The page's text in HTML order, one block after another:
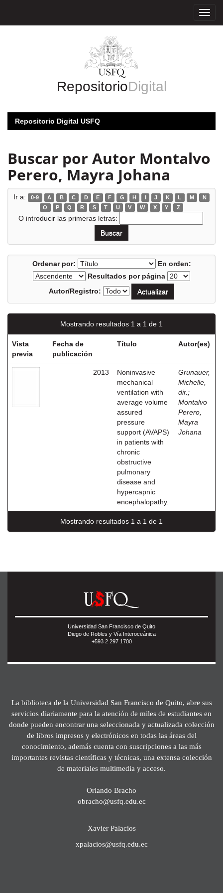
RepositorioDigital
Repositorio Digital USFQ
Buscar por Autor Montalvo
Perero, Mayra Johana
Ir a: 0-9 A B C D E F G H I J K L M
N
O
P Q R S T U V W X Y Z
O introducir las primeras letras:
Ordenar por:
En orden:
Resultados por página
Autor/Registro:
Mostrando resultados 1 a 1 de 1
Vista
previa
Fecha de
publicación
Título Autor(es)
2013
Noninvasive
mechanical
ventilation with
average volume
assured
pressure
support (AVAPS)
in patients with
chronic
obstructive
pulmonary
disease and
hypercapnic
encephalopathy.
Grunauer,
Michelle,
dir. ;
Montalvo
Perero,
Mayra
Johana
Mostrando resultados 1 a 1 de 1
Universidad San Francisco de Quito
Diego de Robles y Vía Interoceánica
+593 2 297 1700
La biblioteca de la Universidad San Francisco de Quito, abre sus
servicios diariamente para la atención de miles de estudiantes en
donde pueden encontrar una seleccionada y actualizada colección
de libros impresos y electrónicos en todas las áreas del
conocimiento, además cuenta con suscripciones a las más
importantes revistas científicas y técnicas, una extensa colección
de materiales multimedia y acceso.
Orlando Bracho
obracho@usfq.edu.ec
Xavier Palacios
xpalacios@usfq.edu.ec